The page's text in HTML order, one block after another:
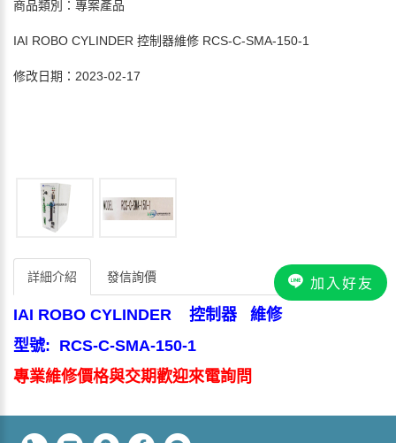
加入好友
商品類別：專案產品
IAI ROBO CYLINDER 控制器維修 RCS-C-SMA-150-1
修改日期：2023-02-17
詳細介紹 發信詢價
IAI ROBO CYLINDER 控制器 維修
型號: RCS-C-SMA-150-1
專業維修價格與交期歡迎來電詢問